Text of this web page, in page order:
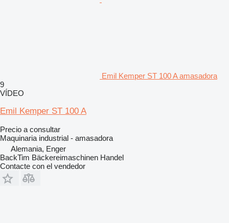
Emil Kemper ST 100 A amasadora
9
VÍDEO
Emil Kemper ST 100 A
Precio a consultar
Maquinaria industrial - amasadora
Alemania, Enger
BackTim Bäckereimaschinen Handel
Contacte con el vendedor